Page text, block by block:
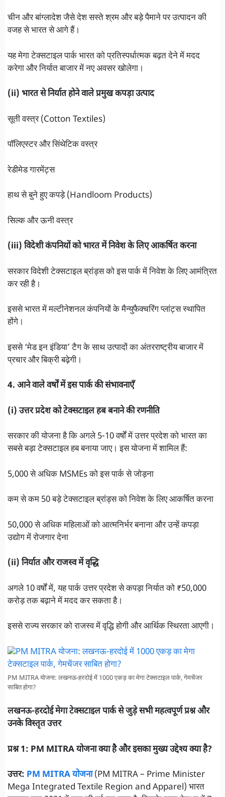
चीन और बांग्लादेश जैसे देश सस्ते श्रम और बड़े पैमाने पर उत्पादन की
वजह से भारत से आगे हैं।
यह मेगा टेक्सटाइल पार्क भारत को प्रतिस्पर्धात्मक बढ़त देने में मदद
करेगा और निर्यात बाजार में नए अवसर खोलेगा।
(ii) भारत से निर्यात होने वाले प्रमुख कपड़ा उत्पाद
सूती वस्त्र (Cotton Textiles)
पॉलिएस्टर और सिंथेटिक वस्त्र
रेडीमेड गारमेंट्स
हाथ से बुने हुए कपड़े (Handloom Products)
सिल्क और ऊनी वस्त्र
(iii) विदेशी कंपनियों को भारत में निवेश के लिए आकर्षित करना
सरकार विदेशी टेक्सटाइल ब्रांड्स को इस पार्क में निवेश के लिए आमंत्रित
कर रही है।
इससे भारत में मल्टीनेशनल कंपनियों के मैन्युफैक्चरिंग प्लांट्स स्थापित
होंगे।
इससे ‘मेड इन इंडिया’ टैग के साथ उत्पादों का अंतरराष्ट्रीय बाजार में
प्रचार और बिक्री बढ़ेगी।
4. आने वाले वर्षों में इस पार्क की संभावनाएँ
(i) उत्तर प्रदेश को टेक्सटाइल हब बनाने की रणनीति
सरकार की योजना है कि अगले 5-10 वर्षों में उत्तर प्रदेश को भारत का
सबसे बड़ा टेक्सटाइल हब बनाया जाए। इस योजना में शामिल हैं:
5,000 से अधिक MSMEs को इस पार्क से जोड़ना
कम से कम 50 बड़े टेक्सटाइल ब्रांड्स को निवेश के लिए आकर्षित करना
50,000 से अधिक महिलाओं को आत्मनिर्भर बनाना और उन्हें कपड़ा
उद्योग में रोजगार देना
(ii) निर्यात और राजस्व में वृद्धि
अगले 10 वर्षों में, यह पार्क उत्तर प्रदेश से कपड़ा निर्यात को ₹50,000
करोड़ तक बढ़ाने में मदद कर सकता है।
इससे राज्य सरकार को राजस्व में वृद्धि होगी और आर्थिक स्थिरता आएगी।
PM MITRA योजना: लखनऊ-हरदोई में 1000 एकड़ का मेगा टेक्सटाइल पार्क, गेमचेंजर
साबित होगा?
लखनऊ-हरदोई मेगा टेक्सटाइल पार्क से जुड़े सभी महत्वपूर्ण प्रश्न और
उनके विस्तृत उत्तर
प्रश्न 1: PM MITRA योजना क्या है और इसका मुख्य उद्देश्य क्या है?
उत्तर: PM MITRA योजना(PM MITRA – Prime Minister
Mega Integrated Textile Region and Apparel) भारत